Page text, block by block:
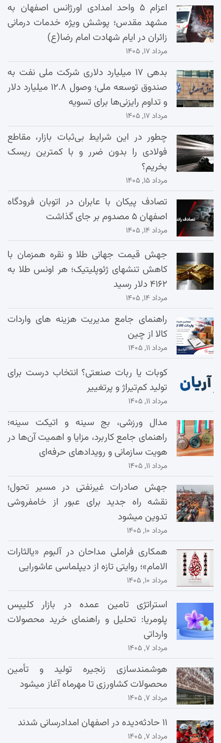
اعزام ۵ واحد امدادی اورژانس اصفهان به
مشهد مقدس؛ پوشش ویژه خدمات درمانی
زائران در ایام شهادت امام رضا(ع)
مرداد ۱۷, ۱۴۰۵
بدهی ۱۷ میلیارد دلاری شرکت ملی نفت به
صندوق توسعه ملی؛ وصول ۱۲.۸ میلیارد دلار
و تداوم رایزنی‌ها برای تسویه
مرداد ۱۷, ۱۴۰۵
چطور در این شرایط بی‌ثبات بازار، مقاطع
فولادی را بدون ضرر و با کمترین ریسک
بخریم؟
مرداد ۱۵, ۱۴۰۵
تصادف پیکان با عابران در اتوبان فرودگاه
اصفهان ۵ مصدوم بر جای گذاشت
مرداد ۱۴, ۱۴۰۵
جهش قیمت جهانی طلا و نقره همزمان با
کاهش تنشهای ژئوپلیتیک؛ هر اونس طلا به
۴۱۶۲ دلار رسید
مرداد ۱۴, ۱۴۰۵
راهنمای جامع مدیریت هزینه‌ های واردات
کالا از چین
مرداد ۱۱, ۱۴۰۵
کوبات یا ربات صنعتی؟ انتخاب درست برای
تولید کم‌تیراژ و پرتغییر
مرداد ۱۱, ۱۴۰۵
مدال ورزشی، بج سینه و اتیکت سینه؛
راهنمای جامع کاربرد، مزایا و اهمیت آن‌ها در
هویت سازمانی و رویدادهای حرفه‌ای
مرداد ۱۱, ۱۴۰۵
جهش صادرات غیرنفتی در مسیر تحول؛
نقشه راه جدید برای عبور از خامفروشی
تدوین میشود
مرداد ۱۰, ۱۴۰۵
همکاری فراملی مداحان در آلبوم «یالثارات
الامام»؛ روایتی تازه از دیپلماسی عاشورایی
مرداد ۱۰, ۱۴۰۵
استراتژی تامین عمده در بازار کلیپس
پلومریا: تحلیل و راهنمای خرید محصولات
وارداتی
مرداد ۷, ۱۴۰۵
هوشمندسازی زنجیره تولید و تأمین
محصولات کشاورزی تا مهرماه آغاز میشود
مرداد ۷, ۱۴۰۵
۱۱ حادثه‌دیده در اصفهان امدادرسانی شدند
مرداد ۷, ۱۴۰۵